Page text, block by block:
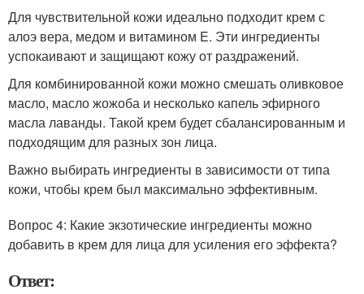
Для чувствительной кожи идеально подходит крем с
алоэ вера, медом и витамином E. Эти ингредиенты
успокаивают и защищают кожу от раздражений.
Для комбинированной кожи можно смешать оливковое
масло, масло жожоба и несколько капель эфирного
масла лаванды. Такой крем будет сбалансированным и
подходящим для разных зон лица.
Важно выбирать ингредиенты в зависимости от типа
кожи, чтобы крем был максимально эффективным.
Вопрос 4: Какие экзотические ингредиенты можно
добавить в крем для лица для усиления его эффекта?
Ответ: